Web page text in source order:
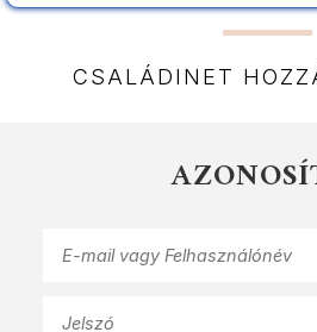
CSALÁDINET